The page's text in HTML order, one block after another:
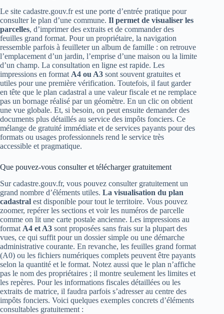
Le site cadastre.gouv.fr est une porte d’entrée pratique pour
consulter le plan d’une commune. Il permet de visualiser les
parcelles, d’imprimer des extraits et de commander des
feuilles grand format. Pour un propriétaire, la navigation
ressemble parfois à feuilleter un album de famille : on retrouve
l’emplacement d’un jardin, l’emprise d’une maison ou la limite
d’un champ. La consultation en ligne est rapide. Les
impressions en format A4 ou A3 sont souvent gratuites et
utiles pour une première vérification. Toutefois, il faut garder
en tête que le plan cadastral a une valeur fiscale et ne remplace
pas un bornage réalisé par un géomètre. En un clic on obtient
une vue globale. Et, si besoin, on peut ensuite demander des
documents plus détaillés au service des impôts fonciers. Ce
mélange de gratuité immédiate et de services payants pour des
formats ou usages professionnels rend le service très
accessible et pragmatique.
Que pouvez-vous consulter et télécharger gratuitement
Sur cadastre.gouv.fr, vous pouvez consulter gratuitement un
grand nombre d’éléments utiles. La visualisation du plan
cadastral est disponible pour tout le territoire. Vous pouvez
zoomer, repérer les sections et voir les numéros de parcelle
comme on lit une carte postale ancienne. Les impressions au
format A4 et A3 sont proposées sans frais sur la plupart des
vues, ce qui suffit pour un dossier simple ou une démarche
administrative courante. En revanche, les feuilles grand format
(A0) ou les fichiers numériques complets peuvent être payants
selon la quantité et le format. Notez aussi que le plan n’affiche
pas le nom des propriétaires ; il montre seulement les limites et
les repères. Pour les informations fiscales détaillées ou les
extraits de matrice, il faudra parfois s’adresser au centre des
impôts fonciers. Voici quelques exemples concrets d’éléments
consultables gratuitement :